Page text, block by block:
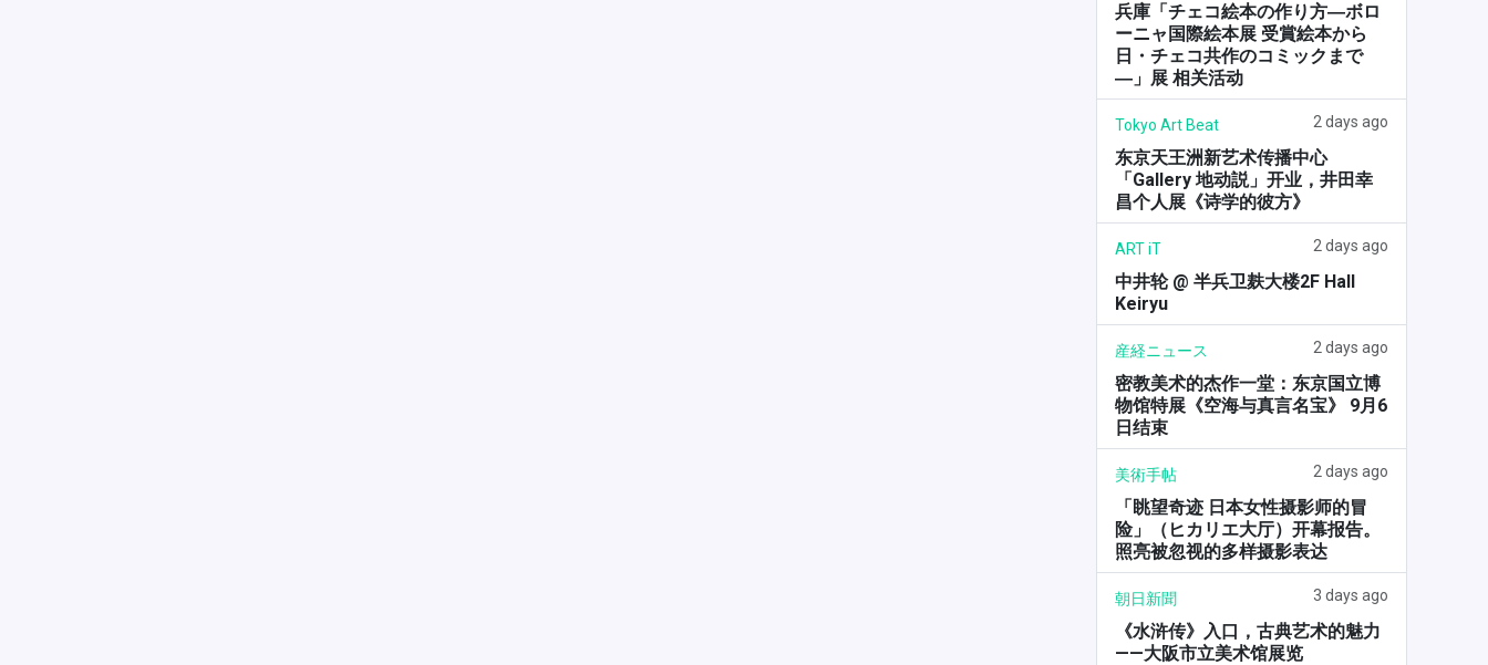
兵庫「チェコ絵本の作り方―ボロ
ーニャ国際絵本展 受賞絵本から
日・チェコ共作のコミックまで
―」展 相关活动
Tokyo Art Beat 2 days ago
东京天王洲新艺术传播中心
「Gallery 地动説」开业，井田幸
昌个人展《诗学的彼方》
ART iT 2 days ago
中井轮 @ 半兵卫麸大楼2F Hall
Keiryu
産経ニュース 2 days ago
密教美术的杰作一堂：东京国立博
物馆特展《空海与真言名宝》 9月6
日结束
美術手帖 2 days ago
「眺望奇迹 日本女性摄影师的冒
险」（ヒカリエ大厅）开幕报告。
照亮被忽视的多样摄影表达
朝日新聞 3 days ago
《水浒传》入口，古典艺术的魅力
——大阪市立美术馆展览